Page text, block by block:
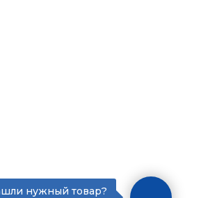
нужный товар?